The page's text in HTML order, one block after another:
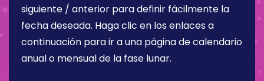
siguiente / anterior para definir fácilmente la
fecha deseada. Haga clic en los enlaces a
continuación para ir a una página de calendario
anual o mensual de la fase lunar.